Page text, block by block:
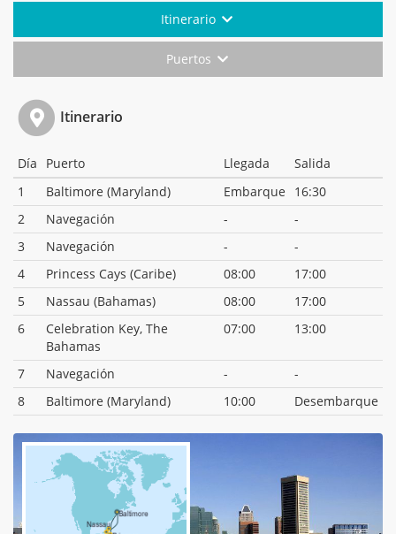
Itinerario
Puertos
Itinerario
Día Puerto Llegada
Salida
1
Baltimore (Maryland) Embarque
16:30
2
Navegación -
-
3
Navegación -
-
4
Princess Cays (Caribe) 08:00
17:00
5
Nassau (Bahamas) 08:00
17:00
6
Celebration Key, The
Bahamas
07:00 13:00
7 Navegación -
-
8
Baltimore (Maryland) 10:00 Desembarque